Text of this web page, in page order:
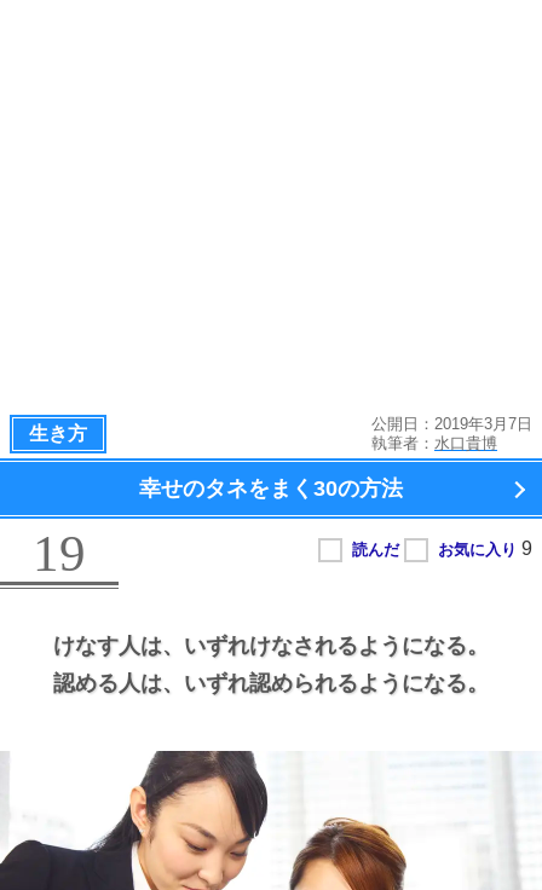
生き方
公開日：2019年3月7日
執筆者： 水口貴博
幸せのタネをまく 30の方法
19
けなす人は、 いずれけなされるようになる。
認める人は、 いずれ認められるようになる。